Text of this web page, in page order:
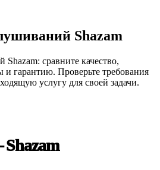
Shazam
сравните качество,
и гарантию. Проверьте требования
услугу для своей задачи.
Shazam